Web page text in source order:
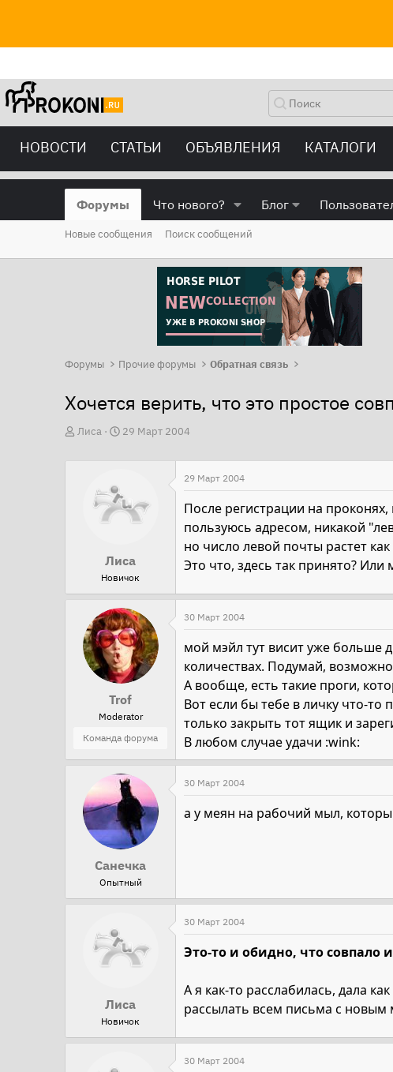
НОВОСТИ СТАТЬИ ОБЪЯВЛЕНИЯ КАТАЛОГИ
Форумы Что нового? Блог
Новые сообщения Поиск сообщений
Форумы Прочие форумы Обратная связь
Хочется верить, что это простое
А
Лиса
Д
н
а
л
29 Март 2004
Лиса
Новичок
29 Март 2004
После регистрации на
пользуюсь адресом, никакой
но число левой почты растет
Это что, здесь так принято? Или
Trof
Moderator
Команда форума
30 Март 2004
мой мэйл тут висит уже больше
количествах. Подумай,
А вообще, есть такие проги,
Вот если бы тебе в личку что-
только закрыть тот ящик и
В любом случае удачи :wink:
Санечка
Опытный
30 Март 2004
а у меян на рабочий мыл,
Лиса
Новичок
30 Март 2004
Это-то и обидно, что совпало
А я как-то расслабилась, дала
рассылать всем письма с новым
30 Март 2004